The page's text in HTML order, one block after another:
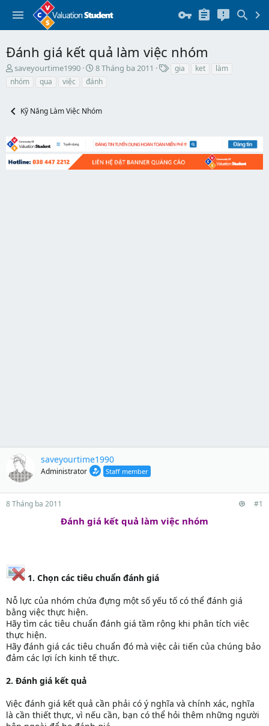
Đánh giá kết quả làm việc nhóm
T
h
a
t
a
r
saveyourtime1990
N
g
b
đ
ầ
u
8 Tháng ba 2011 gia ket
làm
nhóm
qua việc đánh
Kỹ Năng Làm Việc Nhóm
saveyourtime1990
Administrator Staff member
8 Tháng ba 2011 #1
Đánh giá kết quả làm việc nhóm
1. Chọn các tiêu chuẩn đánh giá
Nỗ lực của nhóm chứa đựng một số yếu tố có thể đánh giá
bằng việc thực hiện.
Hãy tìm các tiêu chuẩn đánh giá tầm rộng khi phân tích việc
thực hiện.
Hãy đánh giá các tiêu chuẩn đó mà việc cải tiến của chúng bảo
đảm các lợi ích kinh tế thực.
2. Đánh giá kết quả
Việc đánh giá kết quả cần phải có ý nghĩa và chính xác, nghĩa
là cần thiết thực, vì nếu cần, bạn có thể hỏi thêm những người